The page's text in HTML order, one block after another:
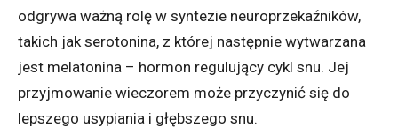
odgrywa ważną rolę w syntezie neuroprzekaźników,
takich jak serotonina, z której następnie wytwarzana
jest melatonina – hormon regulujący cykl snu. Jej
przyjmowanie wieczorem może przyczynić się do
lepszego usypiania i głębszego snu.